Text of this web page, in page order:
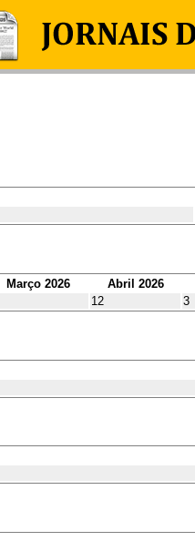
Março 2026 Abril 2026
12 3